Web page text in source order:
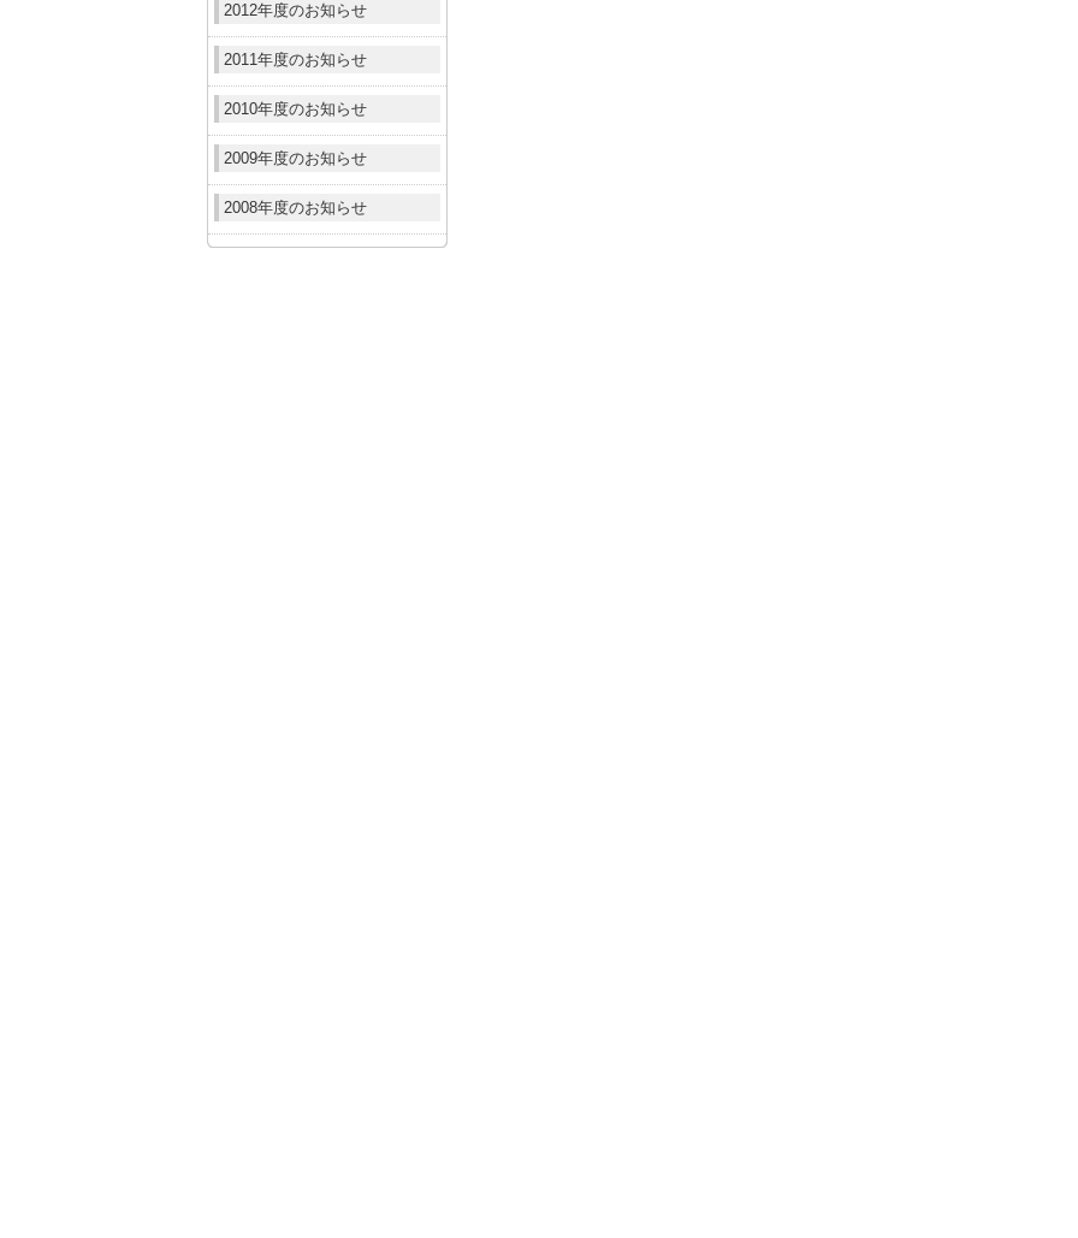
2012年度のお知らせ
2011年度のお知らせ
2010年度のお知らせ
2009年度のお知らせ
2008年度のお知らせ